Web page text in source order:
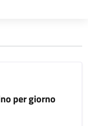
per giorno